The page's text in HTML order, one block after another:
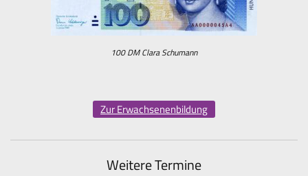
100 DM Clara Schumann
Zur Erwachsenenbildung
Weitere Termine